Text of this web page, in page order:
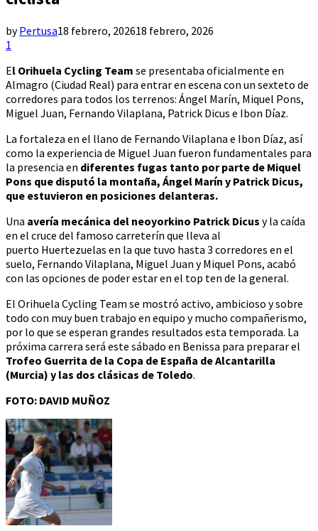
byPertusa18 febrero, 202618 febrero, 2026
1
El Orihuela Cycling Team se presentaba oficialmente en
Almagro (Ciudad Real) para entrar en escena con un sexteto de
corredores para todos los terrenos: Ángel Marín, Miquel Pons,
Miguel Juan, Fernando Vilaplana, Patrick Dicus e Ibon Díaz.
La fortaleza en el llano de Fernando Vilaplana e Ibon Díaz, así
como la experiencia de Miguel Juan fueron fundamentales para
la presencia en diferentes fugas tanto por parte de Miquel
Pons que disputó la montaña, Ángel Marín y Patrick Dicus,
que estuvieron en posiciones delanteras.
Una avería mecánica del neoyorkino Patrick Dicus y la caída
en el cruce del famoso carreterín que lleva al
puerto Huertezuelas en la que tuvo hasta 3 corredores en el
suelo, Fernando Vilaplana, Miguel Juan y Miquel Pons, acabó
con las opciones de poder estar en el top ten de la general.
El Orihuela Cycling Team se mostró activo, ambicioso y sobre
todo con muy buen trabajo en equipo y mucho compañerismo,
por lo que se esperan grandes resultados esta temporada. La
próxima carrera será este sábado en Benissa para preparar el
Trofeo Guerrita de la Copa de España de Alcantarilla
(Murcia) y las dos clásicas de Toledo.
FOTO: DAVID MUÑOZ